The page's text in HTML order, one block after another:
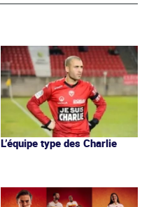
L’équipe type des Charlie